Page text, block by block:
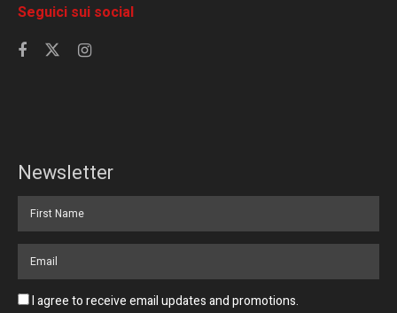
Seguici sui social
Newsletter
I agree to receive email updates and promotions.